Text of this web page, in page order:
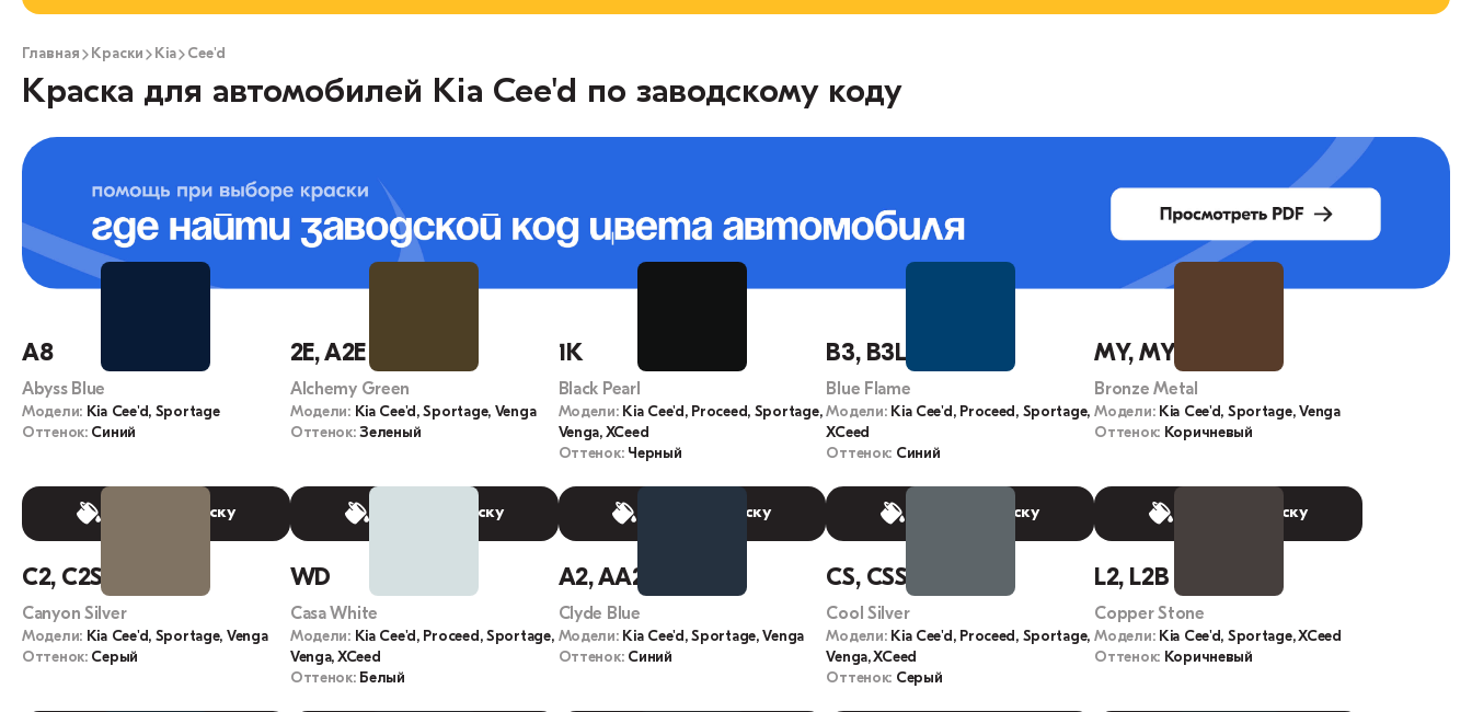
Главная Краски Kia Cee'd
Краска для автомобилей Kia Cee'd по заводскому коду
A8
Abyss Blue
Модели: Kia Cee'd, Sportage
Оттенок: Синий
Выбрать краску
2E, A2E
Alchemy Green
Модели: Kia Cee'd, Sportage, Venga
Оттенок:Зеленый
Выбрать краску
1K
Black Pearl
Модели: Kia Cee'd, Proceed, Sportage,
Venga, XCeed
Оттенок: Черный
Выбрать краску
B3, B3L
Blue Flame
Модели: Kia Cee'd, Proceed, Sportage,
XCeed
Оттенок: Синий
Выбрать краску
MY, MYB
Bronze Metal
Модели: Kia Cee'd, Sportage, Venga
Оттенок: Коричневый
Выбрать краску
C2, C2S
Canyon Silver
Модели: Kia Cee'd, Sportage, Venga
Оттенок: Серый
WD
Casa White
Модели: Kia Cee'd, Proceed, Sportage,
Venga, XCeed
Оттенок: Белый
A2, AA2
Clyde Blue
Модели: Kia Cee'd, Sportage, Venga
Оттенок: Синий
CS, CSS
Cool Silver
Модели: Kia Cee'd, Proceed, Sportage,
Venga, XCeed
Оттенок: Серый
L2, L2B
Copper Stone
Модели: Kia Cee'd, Sportage, XCeed
Оттенок: Коричневый